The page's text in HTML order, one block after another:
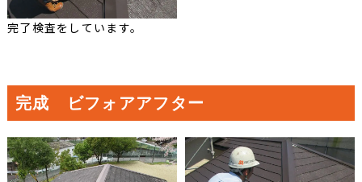
完了検査をしています。
完成 ビフォアアフター